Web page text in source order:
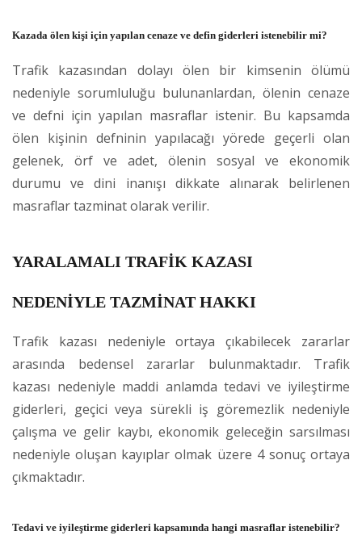
Kazada ölen kişi için yapılan cenaze ve defin giderleri istenebilir mi?
Trafik kazasından dolayı ölen bir kimsenin ölümü
nedeniyle sorumluluğu bulunanlardan, ölenin cenaze
ve defni için yapılan masraflar istenir. Bu kapsamda
ölen kişinin defninin yapılacağı yörede geçerli olan
gelenek, örf ve adet, ölenin sosyal ve ekonomik
durumu ve dini inanışı dikkate alınarak belirlenen
masraflar tazminat olarak verilir.
YARALAMALI TRAFİK KAZASI
NEDENİYLE TAZMİNAT HAKKI
Trafik kazası nedeniyle ortaya çıkabilecek zararlar
arasında bedensel zararlar bulunmaktadır. Trafik
kazası nedeniyle maddi anlamda tedavi ve iyileştirme
giderleri, geçici veya sürekli iş göremezlik nedeniyle
çalışma ve gelir kaybı, ekonomik geleceğin sarsılması
nedeniyle oluşan kayıplar olmak üzere 4 sonuç ortaya
çıkmaktadır.
Tedavi ve iyileştirme giderleri kapsamında hangi masraflar istenebilir?